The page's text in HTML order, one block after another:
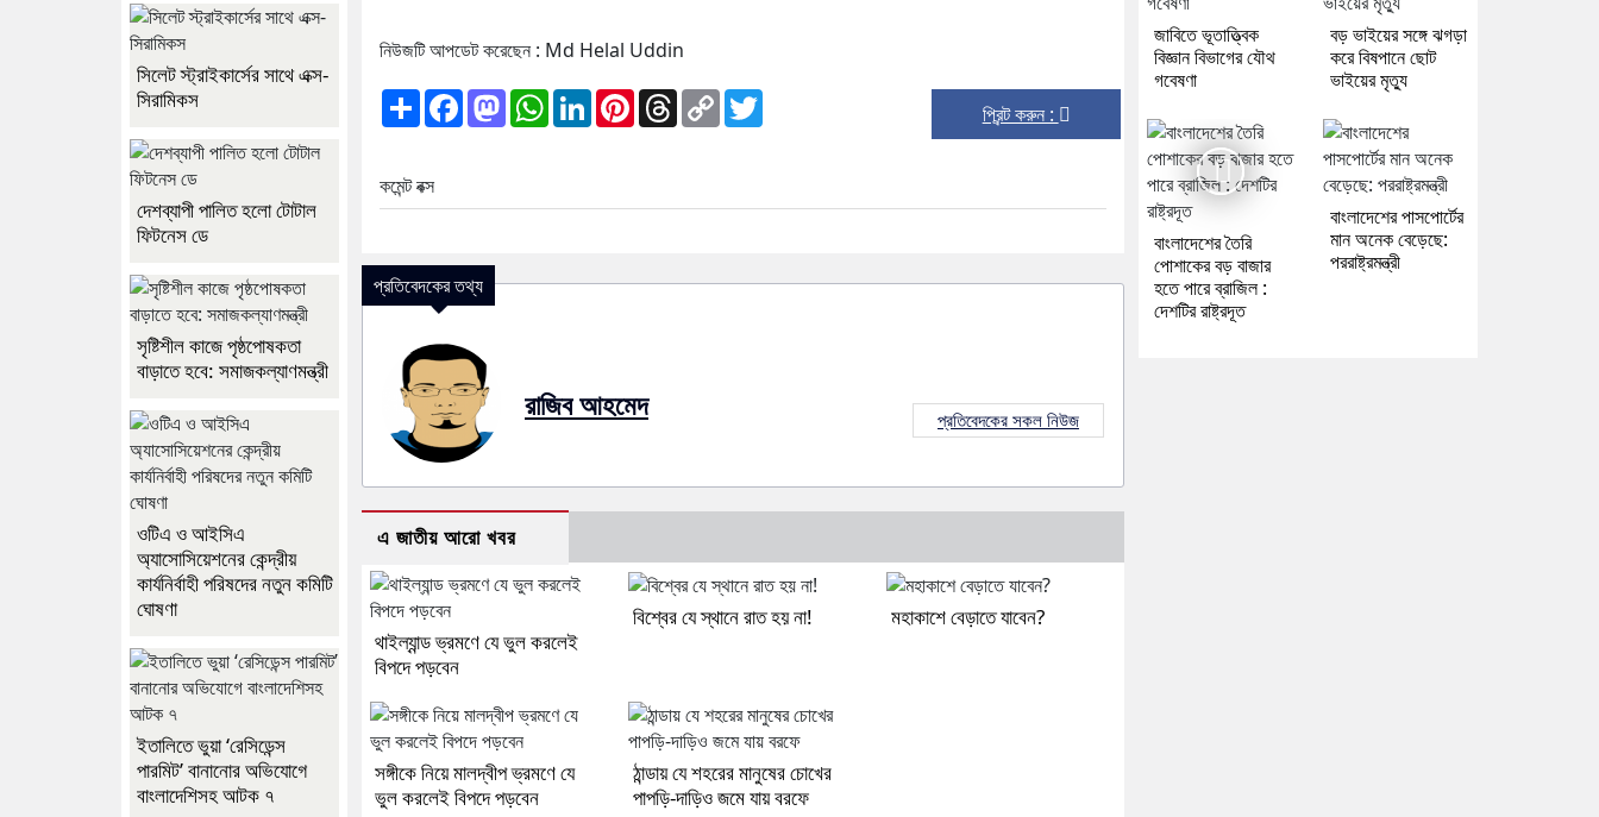
নিউজটি আপডেট করেছেন : Md Helal Uddin
ShareFacebookMastodonWhatsApp
LinkedInPinterestThreads
Copy
Link প্রিন্ট করুন :
কমেন্ট বক্স
প্রতিবেদকের তথ্য
রাজিব আহমেদ প্রতিবেদকের সকল নিউজ
এ জাতীয় আরো খবর
থাইল্যান্ড ভ্রমণে যে ভুল করলেই
বিপদে পড়বেন
বিশ্বের যে স্থানে রাত হয় না! মহাকাশে বেড়াতে যাবেন?
সঙ্গীকে নিয়ে মালদ্বীপ ভ্রমণে যে
ভুল করলেই বিপদে পড়বেন
ঠান্ডায় যে শহরের মানুষের চোখের
পাপড়ি-দাড়িও জমে যায় বরফে
সিলেট স্ট্রাইকার্সের সাথে এক্স-
সিরামিকস
দেশব্যাপী পালিত হলো টোটাল
ফিটনেস ডে
সৃষ্টিশীল কাজে পৃষ্ঠপোষকতা
বাড়াতে হবে: সমাজকল্যাণমন্ত্রী
ওটিএ ও আইসিএ
অ্যাসোসিয়েশনের কেন্দ্রীয়
কার্যনির্বাহী পরিষদের নতুন কমিটি
ঘোষণা
ইতালিতে ভুয়া ‘রেসিডেন্স
পারমিট’ বানানোর অভিযোগে
বাংলাদেশিসহ আটক ৭
জাবিতে ভূতাত্ত্বিক
বিজ্ঞান বিভাগের যৌথ
গবেষণা
বড় ভাইয়ের সঙ্গে ঝগড়া
করে বিষপানে ছোট
ভাইয়ের মৃত্যু
বাংলাদেশের তৈরি
পোশাকের বড় বাজার
হতে পারে ব্রাজিল :
দেশটির রাষ্ট্রদূত
বাংলাদেশের পাসপোর্টের
মান অনেক বেড়েছে:
পররাষ্ট্রমন্ত্রী